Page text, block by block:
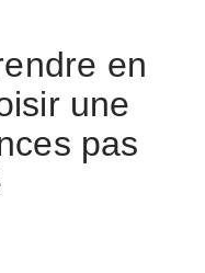
en
une
pas